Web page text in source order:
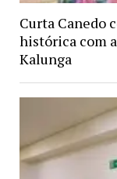
Curta Canedo
histórica com
Kalunga